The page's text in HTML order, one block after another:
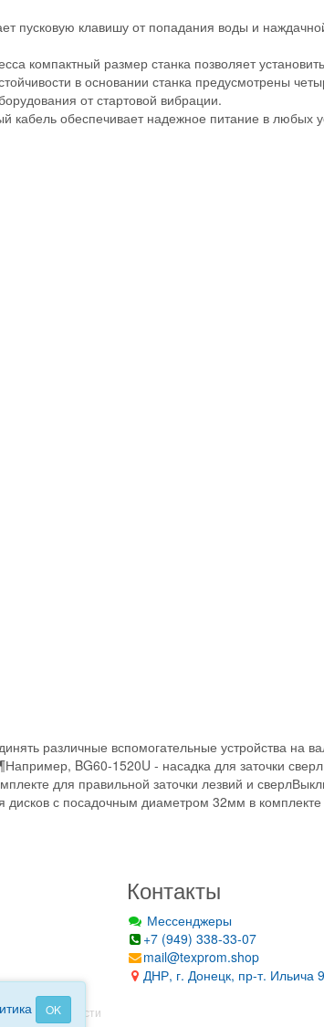
пусковую клавишу от попадания воды и
компактный размер станка позволяет
в основании станка предусмотрены
от стартовой вибрации.
обеспечивает надежное питание в любых
различные вспомогательные устройства на
BG60-1520U - насадка для заточки
для правильной заточки лезвий и
с посадочным диаметром 32мм в комплекте
Контакты
Мессенджеры
+7 (949) 338-33-07
mail@texprom.shop
ДНР, г. Донецк, пр-т. Ильича
OK